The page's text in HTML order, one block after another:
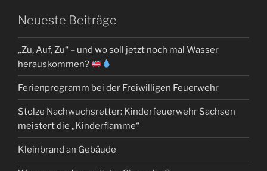
Neueste Beiträge
„Zu, Auf, Zu“ – und wo soll jetzt noch mal Wasser
herauskommen?
Ferienprogramm bei der Freiwilligen Feuerwehr
Stolze Nachwuchsretter: Kinderfeuerwehr Sachsen
meistert die „Kinderflamme“
Kleinbrand an Gebäude